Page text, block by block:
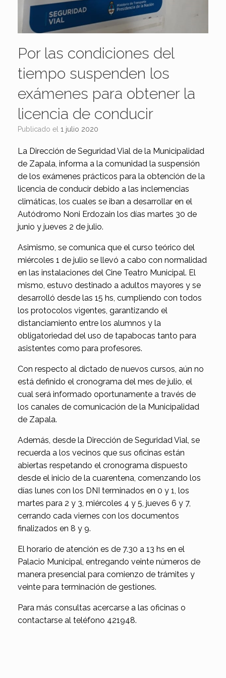
Por las condiciones del
tiempo suspenden los
exámenes para obtener la
licencia de conducir
Publicado el 1 julio 2020
La Dirección de Seguridad Vial de la Municipalidad
de Zapala, informa a la comunidad la suspensión
de los exámenes prácticos para la obtención de la
licencia de conducir debido a las inclemencias
climáticas, los cuales se iban a desarrollar en el
Autódromo Noni Erdozain los días martes 30 de
junio y jueves 2 de julio.
Asimismo, se comunica que el curso teórico del
miércoles 1 de julio se llevó a cabo con normalidad
en las instalaciones del Cine Teatro Municipal. El
mismo, estuvo destinado a adultos mayores y se
desarrolló desde las 15 hs, cumpliendo con todos
los protocolos vigentes, garantizando el
distanciamiento entre los alumnos y la
obligatoriedad del uso de tapabocas tanto para
asistentes como para profesores.
Con respecto al dictado de nuevos cursos, aún no
está definido el cronograma del mes de julio, el
cual será informado oportunamente a través de
los canales de comunicación de la Municipalidad
de Zapala.
Además, desde la Dirección de Seguridad Vial, se
recuerda a los vecinos que sus oficinas están
abiertas respetando el cronograma dispuesto
desde el inicio de la cuarentena, comenzando los
días lunes con los DNI terminados en 0 y 1, los
martes para 2 y 3, miércoles 4 y 5, jueves 6 y 7,
cerrando cada viernes con los documentos
finalizados en 8 y 9.
El horario de atención es de 7.30 a 13 hs en el
Palacio Municipal, entregando veinte números de
manera presencial para comienzo de trámites y
veinte para terminación de gestiones.
Para más consultas acercarse a las oficinas o
contactarse al teléfono 421948.